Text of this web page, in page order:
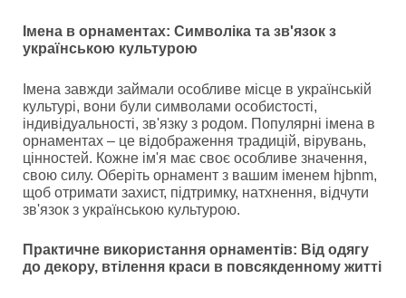
Імена в орнаментах: Символіка та зв'язок з
українською культурою
Імена завжди займали особливе місце в українській
культурі, вони були символами особистості,
індивідуальності, зв'язку з родом. Популярні імена в
орнаментах – це відображення традицій, вірувань,
цінностей. Кожне ім'я має своє особливе значення,
свою силу. Оберіть орнамент з вашим іменем hjbnm,
щоб отримати захист, підтримку, натхнення, відчути
зв'язок з українською культурою.
Практичне використання орнаментів: Від одягу
до декору, втілення краси в повсякденному житті